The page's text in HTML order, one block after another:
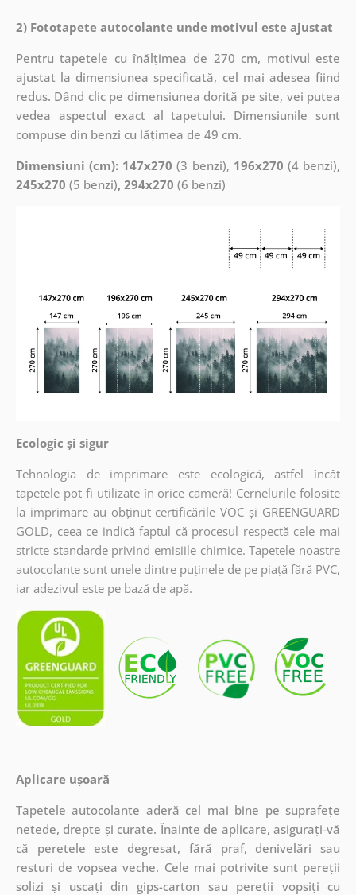
2) Fototapete autocolante unde motivul este ajustat
Pentru tapetele cu înălțimea de 270 cm, motivul este
ajustat la dimensiunea specificată, cel mai adesea fiind
redus. Dând clic pe dimensiunea dorită pe site, vei putea
vedea aspectul exact al tapetului. Dimensiunile sunt
compuse din benzi cu lățimea de 49 cm.
Dimensiuni (cm): 147x270 (3 benzi), 196x270 (4 benzi),
245x270 (5 benzi), 294x270 (6 benzi)
Ecologic și sigur
Tehnologia de imprimare este ecologică, astfel încât
tapetele pot fi utilizate în orice cameră! Cernelurile folosite
la imprimare au obținut certificările VOC și GREENGUARD
GOLD, ceea ce indică faptul că procesul respectă cele mai
stricte standarde privind emisiile chimice. Tapetele noastre
autocolante sunt unele dintre puținele de pe piață fără PVC,
iar adezivul este pe bază de apă.
Aplicare ușoară
Tapetele autocolante aderă cel mai bine pe suprafețe
netede, drepte și curate. Înainte de aplicare, asigurați-vă
că peretele este degresat, fără praf, denivelări sau
resturi de vopsea veche. Cele mai potrivite sunt pereții
solizi și uscați din gips-carton sau pereții vopsiți cu